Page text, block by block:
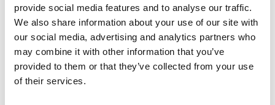
provide social media features and to analyse our traffic.
We also share information about your use of our site with
our social media, advertising and analytics partners who
may combine it with other information that you’ve
provided to them or that they’ve collected from your use
of their services.
Gratis verzending binnen 1-3 werkdagen of afhalen in
Etten-Leur of Maaseik (contacteer onze klantenservice)